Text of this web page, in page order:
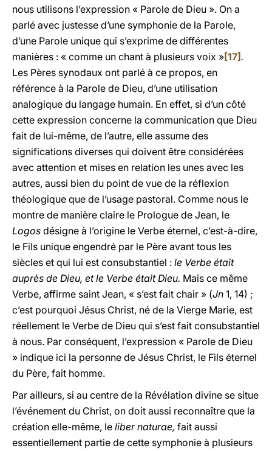
nous utilisons l’expression « Parole de Dieu ». On a
parlé avec justesse d’une symphonie de la Parole,
d’une Parole unique qui s’exprime de différentes
manières : « comme un chant à plusieurs voix »[17].
Les Pères synodaux ont parlé à ce propos, en
référence à la Parole de Dieu, d’une utilisation
analogique du langage humain. En effet, si d’un côté
cette expression concerne la communication que Dieu
fait de lui-même, de l’autre, elle assume des
significations diverses qui doivent être considérées
avec attention et mises en relation les unes avec les
autres, aussi bien du point de vue de la réflexion
théologique que de l’usage pastoral. Comme nous le
montre de manière claire le Prologue de Jean, le
Logos désigne à l’origine le Verbe éternel, c’est-à-dire,
le Fils unique engendré par le Père avant tous les
siècles et qui lui est consubstantiel : le Verbe était
auprès de Dieu, et le Verbe était Dieu. Mais ce même
Verbe, affirme saint Jean, « s’est fait chair » (Jn 1, 14) ;
c’est pourquoi Jésus Christ, né de la Vierge Marie, est
réellement le Verbe de Dieu qui s’est fait consubstantiel
à nous. Par conséquent, l’expression « Parole de Dieu
» indique ici la personne de Jésus Christ, le Fils éternel
du Père, fait homme.
Par ailleurs, si au centre de la Révélation divine se situe
l’événement du Christ, on doit aussi reconnaître que la
création elle-même, le liber naturae, fait aussi
essentiellement partie de cette symphonie à plusieurs